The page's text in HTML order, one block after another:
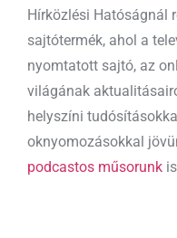
Hírközlési Hatóságnál
sajtótermék, ahol a
nyomtatott sajtó, az
világának
helyszíni
oknyomozásokkal
podcastos műsorunk